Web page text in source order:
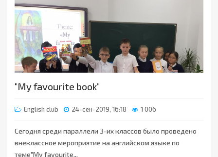
"My favourite book"
English club 24-сен-2019, 16:18 1 006
Сегодня среди параллели 3-их классов было проведено
внеклассное мероприятие на английском языке по
теме"My favourite...